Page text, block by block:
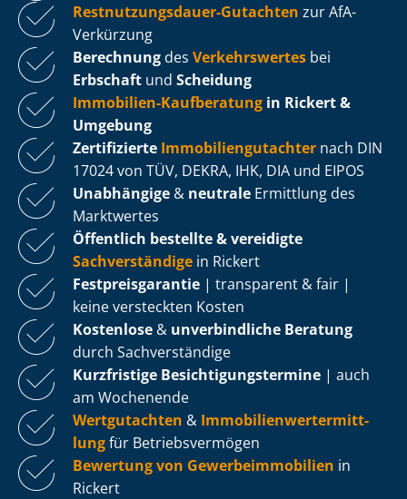
Rest­nut­zungs­dau­er-Gutachten zur AfA-
Verkürzung
Berechnung des Verkehrswertes bei
Erbschaft und Scheidung
Immobilien-Kaufberatung in Rickert &
Umgebung
Zertifizierte Im­mo­bi­li­en­gut­ach­ter nach DIN
17024 von TÜV, DEKRA, IHK, DIA und EIPOS
Unabhängige & neutrale Ermittlung des
Marktwertes
Öffentlich bestellte & vereidigte
Sachverständige in Rickert
Fest­preis­ga­ran­tie | transparent & fair |
keine versteckten Kosten
Kostenlose & unverbindliche Beratung
durch Sachverständige
Kurzfristige Be­sich­ti­gungs­ter­mi­ne | auch
am Wochenende
Wertgutachten & Im­mo­bi­li­en­wert­ermitt­
lungfür Be­triebs­ver­mö­gen
Bewertung von Ge­wer­be­im­mo­bi­li­en in
Rickert